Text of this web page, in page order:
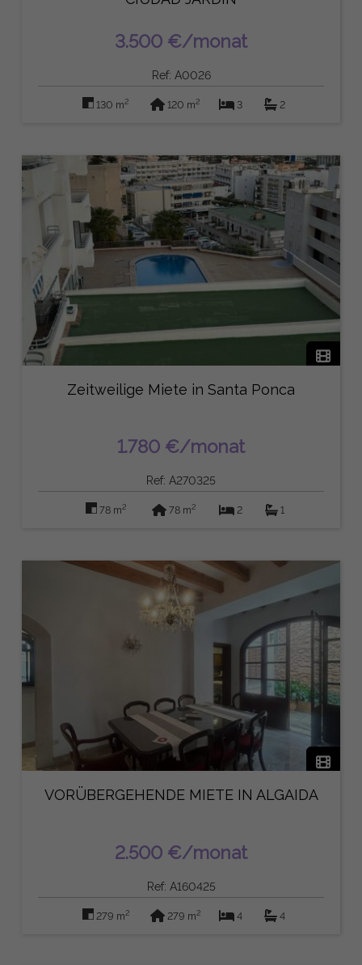
3.500 €/monat
Ref: A0026
130 m2 120 m2 3 2
Zeitweilige Miete in Santa Ponca
1.780 €/monat
Ref: A270325
78 m2 78 m2 2 1
VORÜBERGEHENDE MIETE IN ALGAIDA
2.500 €/monat
Ref: A160425
279 m2 279 m2 4 4